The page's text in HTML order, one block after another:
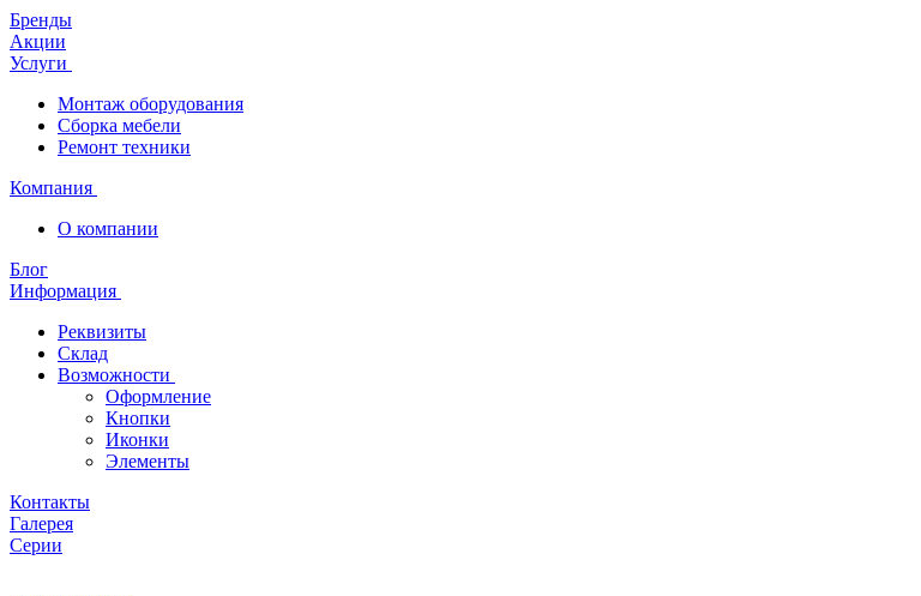
Бренды
Акции
Услуги
Монтаж оборудования
Сборка мебели
Ремонт техники
Компания
О компании
Блог
Информация
Реквизиты
Склад
Возможности
Оформление
Кнопки
Иконки
Элементы
Контакты
Галерея
Cерии